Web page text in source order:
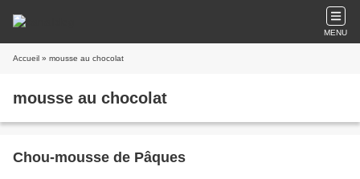
MENU
Accueil » mousse au chocolat
mousse au chocolat
Chou-mousse de Pâques